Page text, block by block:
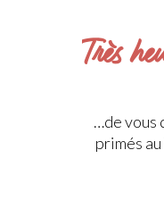
Très
…de vous
primés